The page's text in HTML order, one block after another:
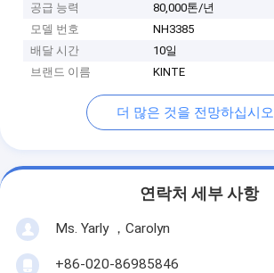
공급 능력
80,000톤/년
모델 번호
NH3385
배달 시간
10일
브랜드 이름
KINTE
더 많은 것을 전망하십시오
연락처 세부 사항
Ms. Yarly ，Carolyn
+86-020-86985846